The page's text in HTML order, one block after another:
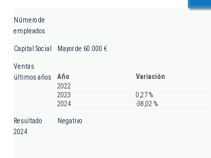
Número de
empleados
Capital Social Mayor de 60.000 €
Ventas
últimos años
Año
Variación
2022
2023
0,27 %
2024
-38,02 %
Resultado
2024
Negativo